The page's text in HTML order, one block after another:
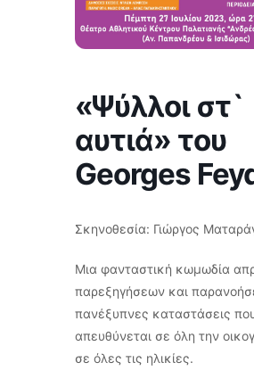
«Ψύλλοι στ`
αυτιά» του
Georges
Σκηνοθεσία: Γιώργος
Μια φανταστική κωμωδία
παρεξηγήσεων και
πανέξυπνες καταστάσεις
απευθύνεται σε όλη την
σε όλες τις ηλικίες.